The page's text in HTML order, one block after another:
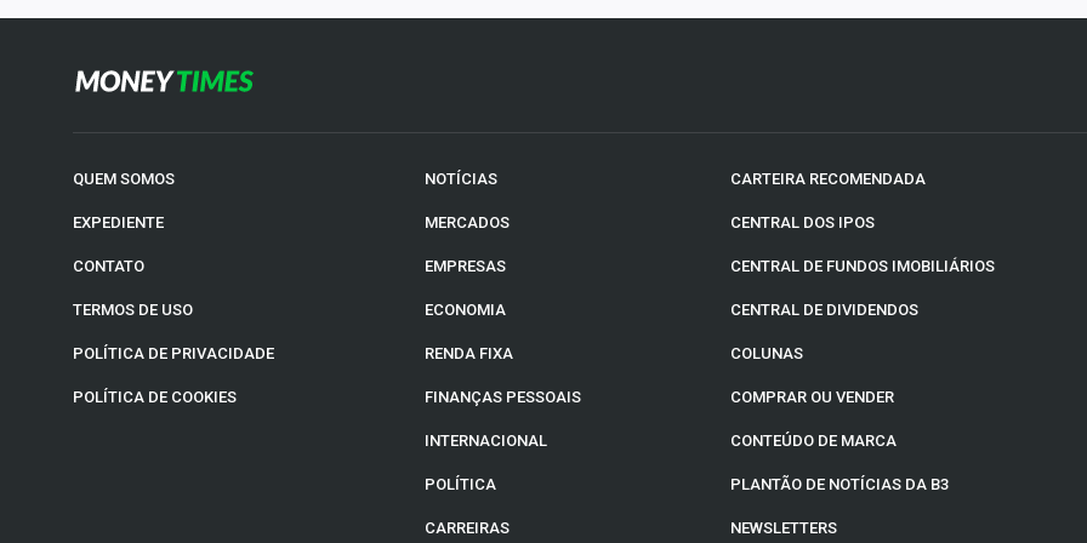
QUEM SOMOS
EXPEDIENTE
CONTATO
TERMOS DE USO
POLÍTICA DE PRIVACIDADE
POLÍTICA DE COOKIES
NOTÍCIAS
MERCADOS
EMPRESAS
ECONOMIA
RENDA FIXA
FINANÇAS PESSOAIS
INTERNACIONAL
POLÍTICA
CARREIRAS
CARTEIRA RECOMENDADA
CENTRAL DOS IPOS
CENTRAL DE FUNDOS IMOBILIÁRIOS
CENTRAL DE DIVIDENDOS
COLUNAS
COMPRAR OU VENDER
CONTEÚDO DE MARCA
PLANTÃO DE NOTÍCIAS DA B3
NEWSLETTERS